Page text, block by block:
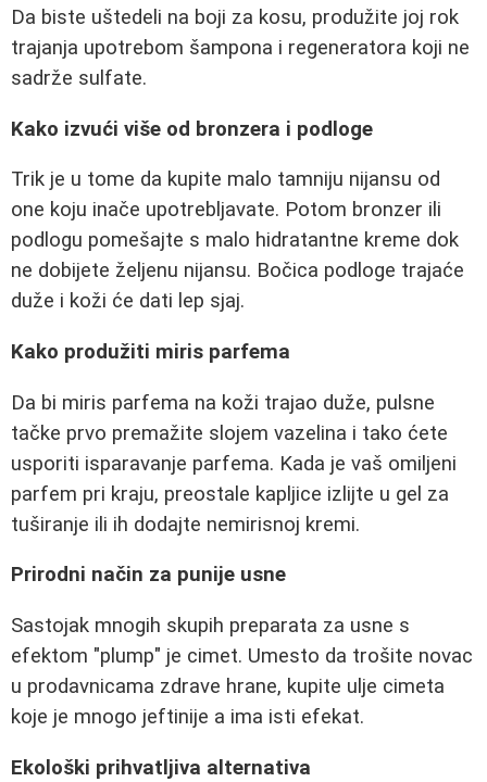
Da biste uštedeli na boji za kosu, produžite joj rok
trajanja upotrebom šampona i regeneratora koji ne
sadrže sulfate.
Kako izvući više od bronzera i podloge
Trik je u tome da kupite malo tamniju nijansu od
one koju inače upotrebljavate. Potom bronzer ili
podlogu pomešajte s malo hidratantne kreme dok
ne dobijete željenu nijansu. Bočica podloge trajaće
duže i koži će dati lep sjaj.
Kako produžiti miris parfema
Da bi miris parfema na koži trajao duže, pulsne
tačke prvo premažite slojem vazelina i tako ćete
usporiti isparavanje parfema. Kada je vaš omiljeni
parfem pri kraju, preostale kapljice izlijte u gel za
tuširanje ili ih dodajte nemirisnoj kremi.
Prirodni način za punije usne
Sastojak mnogih skupih preparata za usne s
efektom "plump" je cimet. Umesto da trošite novac
u prodavnicama zdrave hrane, kupite ulje cimeta
koje je mnogo jeftinije a ima isti efekat.
Ekološki prihvatljiva alternativa